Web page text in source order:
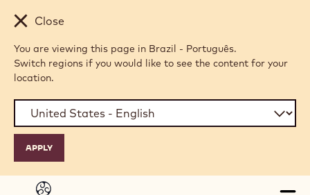
Skip to main content
Close
You are viewing this page in Brazil - Português.
Switch regions if you would like to see the content for your
location.